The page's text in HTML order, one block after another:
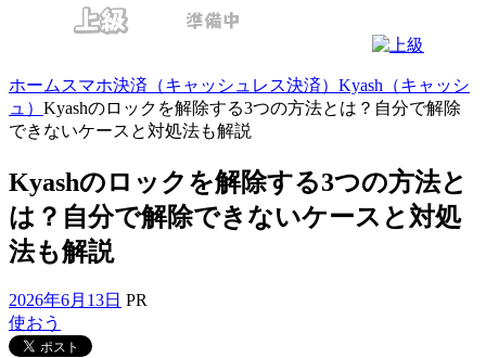
ホーム スマホ決済（キャッシュレス決済） Kyash（キャッシ
ュ） Kyashのロックを解除する3つの方法とは？自分で解除
できないケースと対処法も解説
Kyashのロックを解除する3つの方法と
は？自分で解除できないケースと対処
法も解説
2026年6月13日 PR
使おう